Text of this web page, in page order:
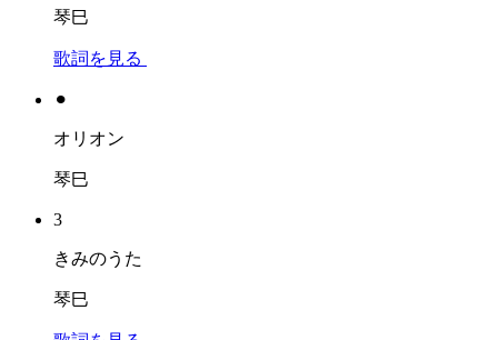
琴巳
歌詞を見る
⚫︎
オリオン
琴巳
3
きみのうた
琴巳